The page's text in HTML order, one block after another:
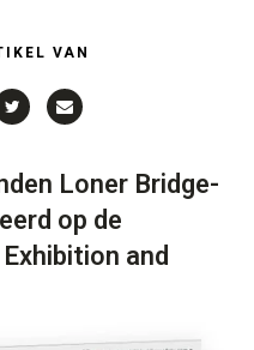
VAN
Loner Bridge-
op de
and